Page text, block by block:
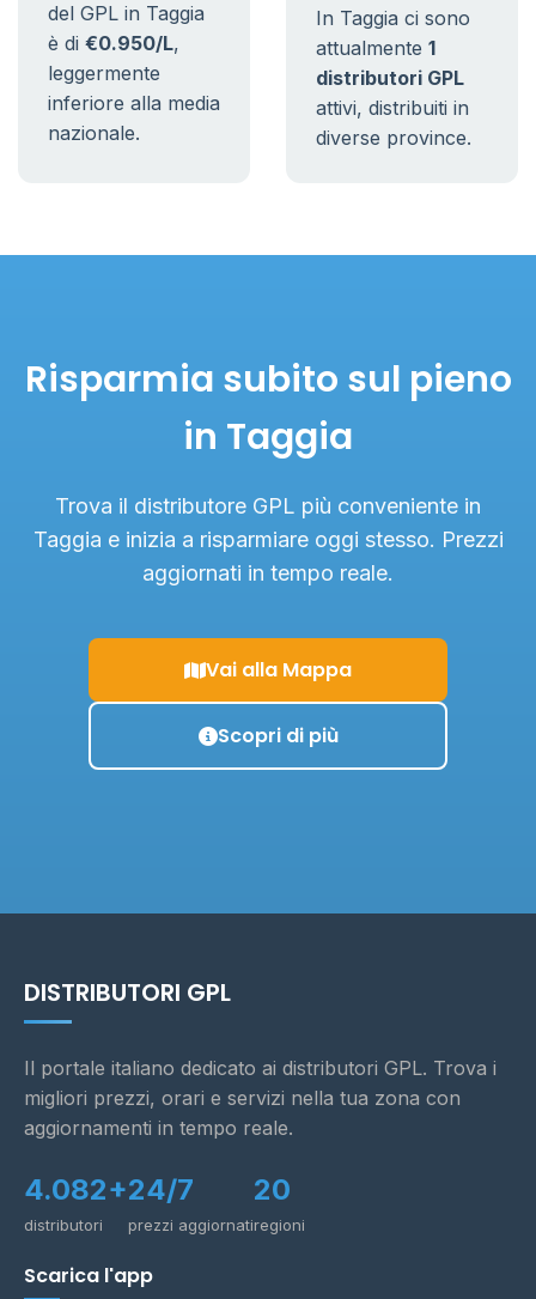
del GPL in Taggia
è di €0.950/L,
leggermente
inferiore alla media
nazionale.
In Taggia ci sono
attualmente 1
distributori GPL
attivi, distribuiti in
diverse province.
Risparmia subito sul pieno
in Taggia
Trova il distributore GPL più conveniente in
Taggia e inizia a risparmiare oggi stesso. Prezzi
aggiornati in tempo reale.
Vai alla Mappa
Scopri di più
DISTRIBUTORI GPL
Il portale italiano dedicato ai distributori GPL. Trova i
migliori prezzi, orari e servizi nella tua zona con
aggiornamenti in tempo reale.
4.082+
distributori
24/7
prezzi aggiornati
20
regioni
Scarica l'app